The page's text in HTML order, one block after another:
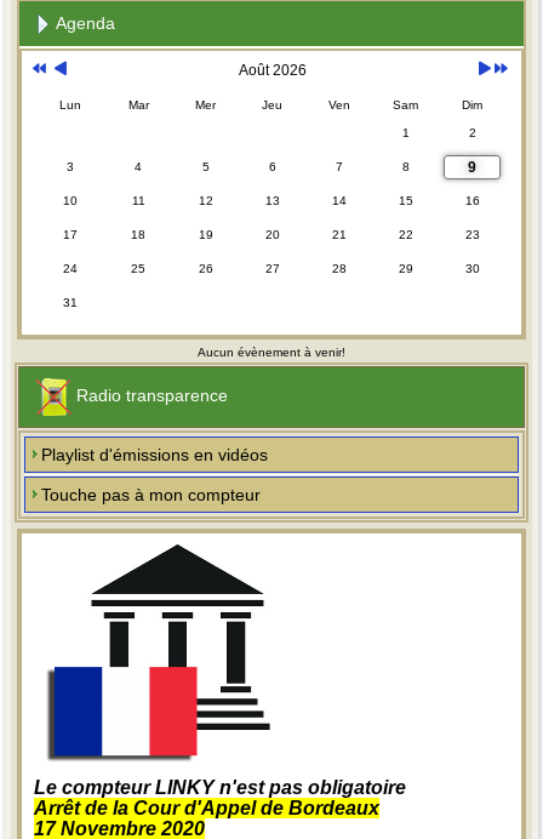
Agenda
Août 2026
Lun Mar Mer Jeu Ven Sam Dim
1 2
3 4 5 6 7 8 9
10 11 12 13 14 15 16
17 18 19 20 21 22 23
24 25 26 27 28 29 30
31
Aucun évènement à venir!
Radio transparence
Playlist d'émissions en vidéos
Touche pas à mon compteur
Le compteur LINKY n'est pas obligatoire
Arrêt de la Cour d'Appel de Bordeaux
17 Novembre 2020